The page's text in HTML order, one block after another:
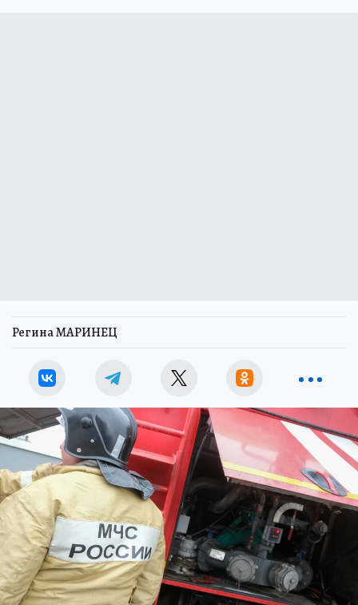
Регина МАРИНЕЦ